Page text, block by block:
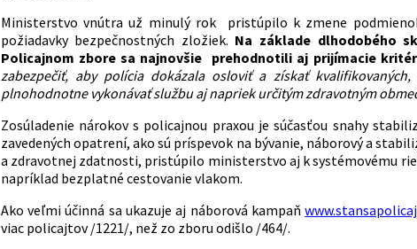
Ministerstvo vnútra už minulý rok pristúpilo k zmene
požiadavky bezpečnostných zložiek. Na základe dlhodobého
Policajnom zbore sa najnovšie prehodnotili aj prijímacie
zabezpečiť, aby polícia dokázala osloviť a získať
plnohodnotne vykonávať službu aj napriek určitým zdravotným
Zosúladenie nárokov s policajnou praxou je súčasťou snahy
zavedených opatrení, ako sú príspevok na bývanie, náborový a
a zdravotnej zdatnosti, pristúpilo ministerstvo aj k systémovému
napríklad bezplatné cestovanie vlakom.
Ako veľmi účinná sa ukazuje aj náborová kampaň
viac policajtov /1221/, než zo zboru odišlo /464/.